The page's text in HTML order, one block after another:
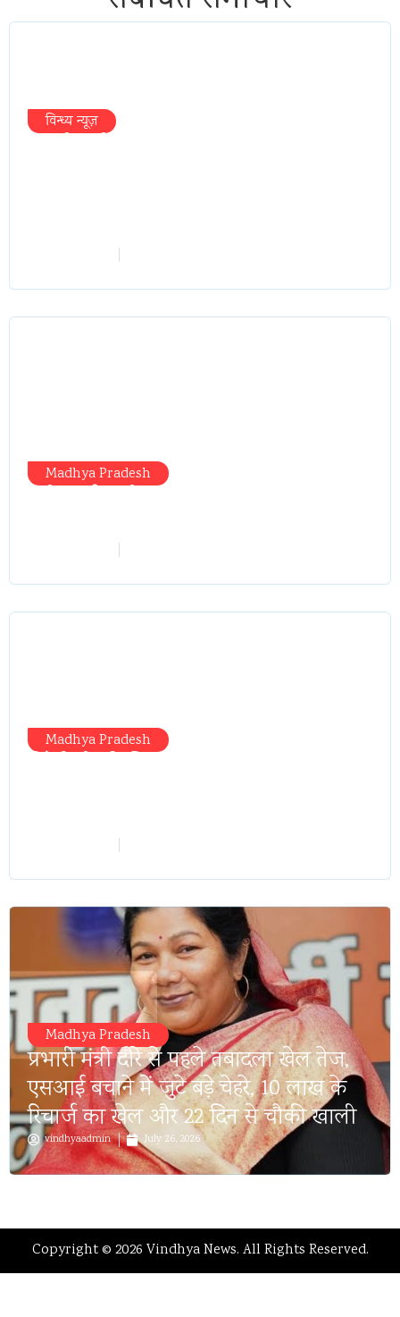
विन्ध्य न्यूज़
Madhya Pradesh
Madhya Pradesh
Madhya Pradesh
प्रभारी मंत्री दौरे से पहले तबादला खेल तेज,
एसआई बचाने में जुटे बड़े चेहरे, 10 लाख के
रिचार्ज का खेल और 22 दिन से चौकी खाली
vindhyaadmin July 26, 2026
Copyright © 2026 Vindhya News. All Rights Reserved.